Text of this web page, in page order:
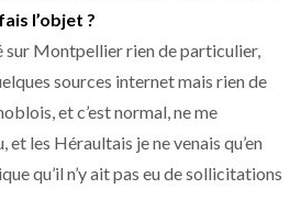
l’objet ?
sur Montpellier rien de particulier,
sources internet mais rien de
et c’est normal, ne me
et les Héraultais je ne venais qu’en
qu’il n’y ait pas eu de sollicitations